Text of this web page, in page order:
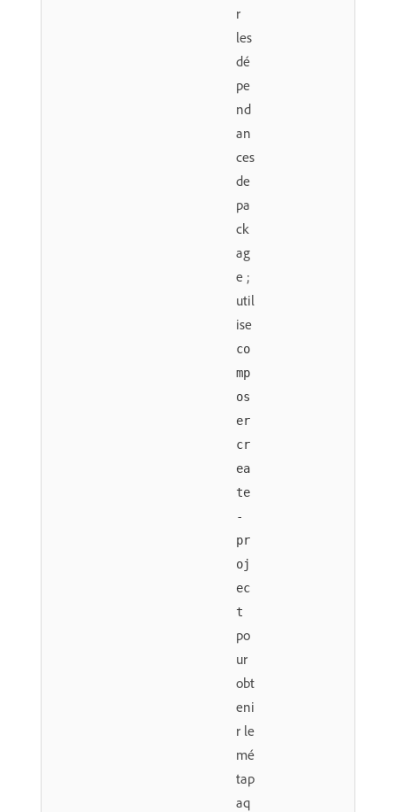
r
les
dé
pe
nd
an
ces
de
pa
ck
ag
e ;
util
ise
co
mp
os
er
cr
ea
te
-
pr
oj
ec
t
po
ur
obt
eni
r le
mé
tap
aq